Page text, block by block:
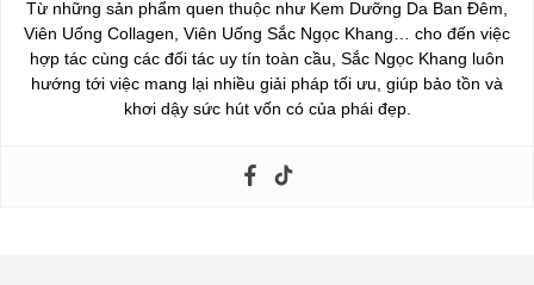
Từ những sản phẩm quen thuộc như Kem Dưỡng Da Ban Đêm,
Viên Uống Collagen, Viên Uống Sắc Ngọc Khang… cho đến việc
hợp tác cùng các đối tác uy tín toàn cầu, Sắc Ngọc Khang luôn
hướng tới việc mang lại nhiều giải pháp tối ưu, giúp bảo tồn và
khơi dậy sức hút vốn có của phái đẹp.